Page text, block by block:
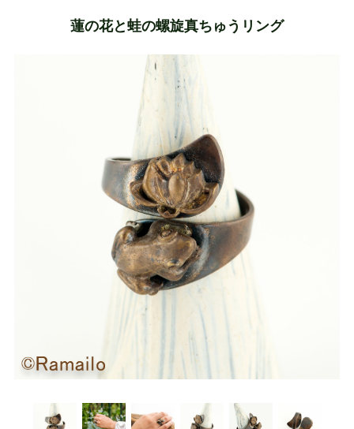
蓮の花と蛙の螺旋真ちゅうリング